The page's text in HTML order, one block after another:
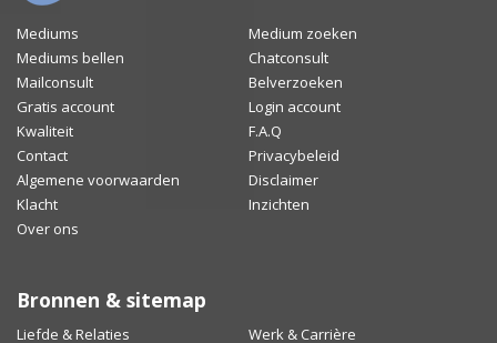
Mediums
Medium zoeken
Mediums bellen
Chatconsult
Mailconsult
Belverzoeken
Gratis account
Login account
Kwaliteit
F.A.Q
Contact
Privacybeleid
Algemene voorwaarden
Disclaimer
Klacht
Inzichten
Over ons
Bronnen & sitemap
Liefde & Relaties Werk & Carrière